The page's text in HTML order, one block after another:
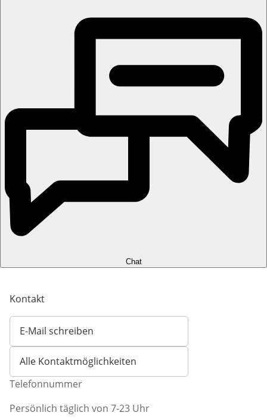
Chat
Kontakt
E-Mail schreiben
Öffnet E-Mail-Client
Alle Kontaktmöglichkeiten
Telefonnummer
Persönlich täglich von 7-23 Uhr